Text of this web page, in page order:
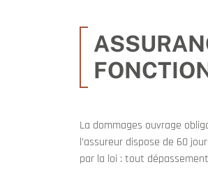
La dommages ouvrage
l’assureur dispose de 60
par la loi : tout